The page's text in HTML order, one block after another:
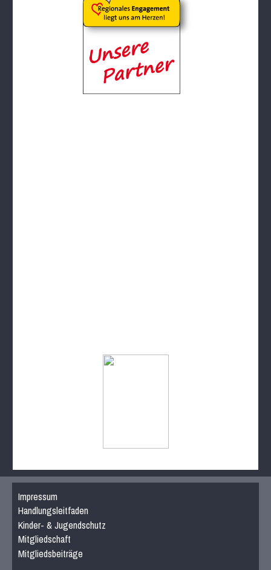
Impressum
Handlungsleitfaden
Kinder- & Jugendschutz
Mitgliedschaft
Mitgliedsbeiträge